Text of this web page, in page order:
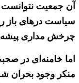
آن جمعیت نتوانست
سیاست درهای باز
چرخش مداری پیشه
اما خامنه‌ای در
منکر وجود بحران